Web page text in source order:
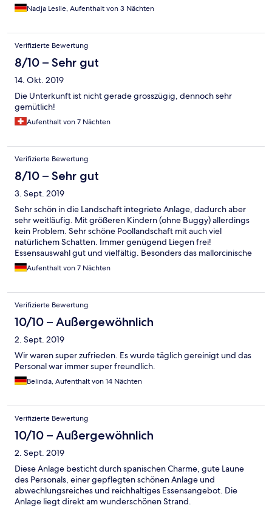
Nadja Leslie, Aufenthalt von 3 Nächten
Verifizierte Bewertung
8/10 – Sehr gut
14. Okt. 2019
Die Unterkunft ist nicht gerade grosszügig, dennoch sehr
gemütlich!
Aufenthalt von 7 Nächten
Verifizierte Bewertung
8/10 – Sehr gut
3. Sept. 2019
Sehr schön in die Landschaft integriete Anlage, dadurch aber
sehr weitläufig. Mit größeren Kindern (ohne Buggy) allerdings
kein Problem. Sehr schöne Poollandschaft mit auch viel
natürlichem Schatten. Immer genügend Liegen frei!
Essensauswahl gut und vielfältig. Besonders das mallorcinische
Buffet empfehlenswert, das ohne Aufpreis zu reservieren ist.
Aufenthalt von 7 Nächten
Verifizierte Bewertung
10/10 – Außergewöhnlich
2. Sept. 2019
Wir waren super zufrieden. Es wurde täglich gereinigt und das
Personal war immer super freundlich.
Belinda, Aufenthalt von 14 Nächten
Verifizierte Bewertung
10/10 – Außergewöhnlich
2. Sept. 2019
Diese Anlage besticht durch spanischen Charme, gute Laune
des Personals, einer gepflegten schönen Anlage und
abwechlungsreiches und reichhaltiges Essensangebot. Die
Anlage liegt direkt am wunderschönen Strand.